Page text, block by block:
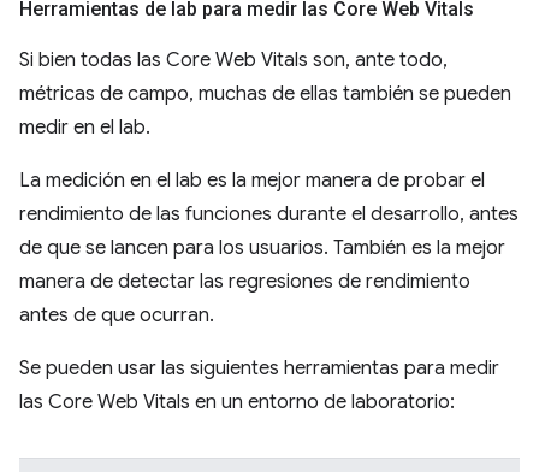
Herramientas de lab para medir las Core Web Vitals
Si bien todas las Core Web Vitals son, ante todo,
métricas de campo, muchas de ellas también se pueden
medir en el lab.
La medición en el lab es la mejor manera de probar el
rendimiento de las funciones durante el desarrollo, antes
de que se lancen para los usuarios. También es la mejor
manera de detectar las regresiones de rendimiento
antes de que ocurran.
Se pueden usar las siguientes herramientas para medir
las Core Web Vitals en un entorno de laboratorio: